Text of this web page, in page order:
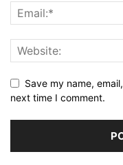
Save my name,
next time I comment.